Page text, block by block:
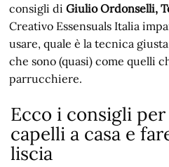
consigli diGiulio Ordonselli,
Creativo Essensuals Italia
usare, quale è la tecnica
che sono (quasi) come quelli
parrucchiere.
Ecco i consigli
capelli a casa e
liscia